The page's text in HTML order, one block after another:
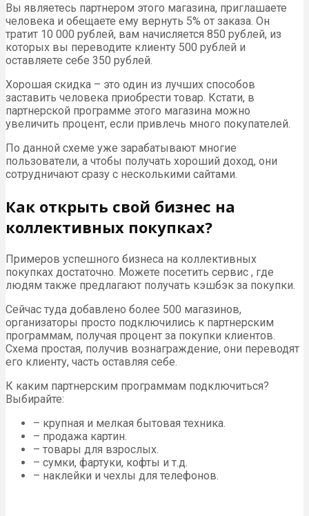
Вы являетесь партнером этого магазина, приглашаете
человека и обещаете ему вернуть 5% от заказа. Он
тратит 10 000 рублей, вам начисляется 850 рублей, из
которых вы переводите клиенту 500 рублей и
оставляете себе 350 рублей.
Хорошая скидка – это один из лучших способов
заставить человека приобрести товар. Кстати, в
партнерской программе этого магазина можно
увеличить процент, если привлечь много покупателей.
По данной схеме уже зарабатывают многие
пользователи, а чтобы получать хороший доход, они
сотрудничают сразу с несколькими сайтами.
Как открыть свой бизнес на
коллективных покупках?
Примеров успешного бизнеса на коллективных
покупках достаточно. Можете посетить сервис , где
людям также предлагают получать кэшбэк за покупки.
Сейчас туда добавлено более 500 магазинов,
организаторы просто подключились к партнерским
программам, получая процент за покупки клиентов.
Схема простая, получив вознаграждение, они переводят
его клиенту, часть оставляя себе.
К каким партнерским программам подключиться?
Выбирайте:
– крупная и мелкая бытовая техника.
– продажа картин.
– товары для взрослых.
– сумки, фартуки, кофты и т.д.
– наклейки и чехлы для телефонов.